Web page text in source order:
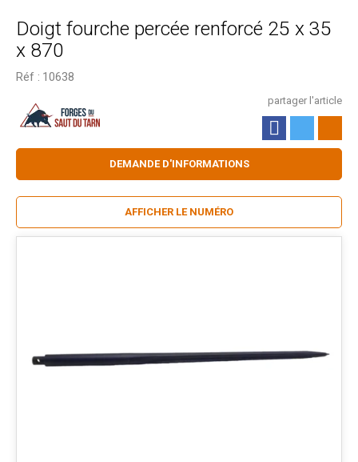
Doigt fourche percée renforcé 25 x 35
x 870
Réf : 10638
partager l'article
DEMANDE D'INFORMATIONS
AFFICHER LE NUMÉRO